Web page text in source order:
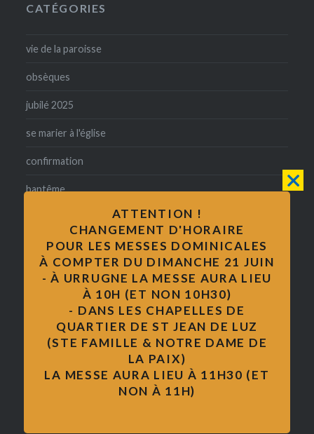
CATÉGORIES
vie de la paroisse
obsèques
jubilé 2025
se marier à l'église
confirmation
baptême
mariage
Messe
formation des adultes
pape François
ATTENTION !
CHANGEMENT D'HORAIRE
POUR LES MESSES DOMINICALES
À COMPTER DU DIMANCHE 21 JUIN
- À URRUGNE LA MESSE AURA LIEU
À 10H (ET NON 10H30)
- DANS LES CHAPELLES DE
QUARTIER DE ST JEAN DE LUZ
(STE FAMILLE & NOTRE DAME DE
LA PAIX)
LA MESSE AURA LIEU À 11H30 (ET
NON À 11H)